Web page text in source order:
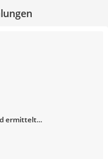
ermittelt...